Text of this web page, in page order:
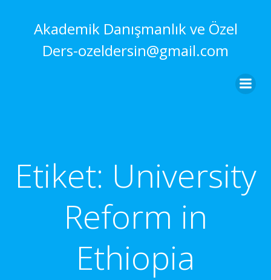
Akademik Danışmanlık ve Özel
Ders-ozeldersin@gmail.com
Etiket: University
Reform in
Ethiopia